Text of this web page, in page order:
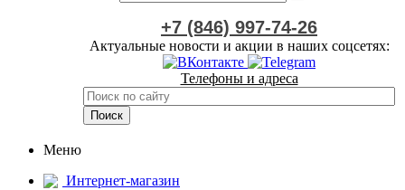
+7 (846) 997-74-26
Актуальные новости и акции в наших соцсетях:
Телефоны и адреса
Меню
Интернет-магазин